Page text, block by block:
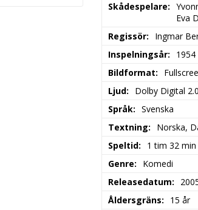
Skådespelare
Eva
Regissör
Ingmar
Inspelningsår
1954
Bildformat
Ljud
Dolby Digital
Språk
Svenska
Textning
Norska,
Speltid
1 tim 32 min
Genre
Komedi
Releasedatum
Åldersgräns
15 år